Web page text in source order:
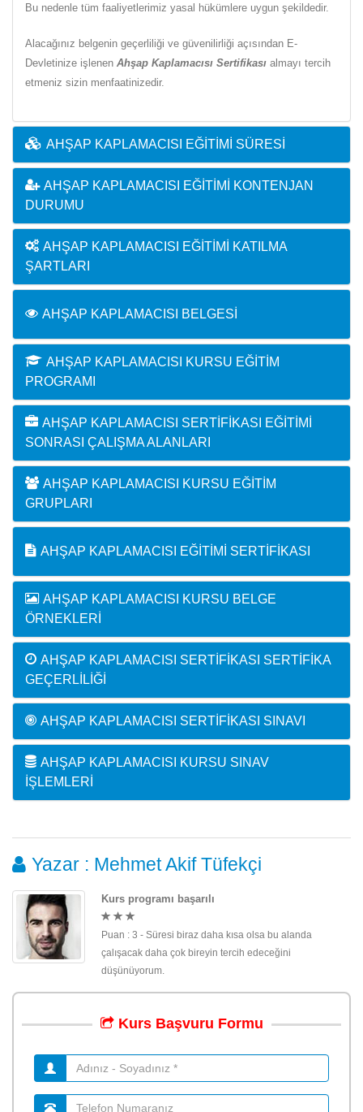
Bu nedenle tüm faaliyetlerimiz yasal hükümlere uygun şekildedir.
Alacağınız belgenin geçerliliği ve güvenilirliği açısından E-
Devletinize işlenen Ahşap Kaplamacısı Sertifikası almayı tercih
etmeniz sizin menfaatinizedir.
AHŞAP KAPLAMACISI EĞITIMI SÜRESI
AHŞAP KAPLAMACISI EĞITIMI KONTENJAN
DURUMU
AHŞAP KAPLAMACISI EĞITIMI KATILMA
ŞARTLARI
AHŞAP KAPLAMACISI BELGESI
AHŞAP KAPLAMACISI KURSU EĞITIM
PROGRAMI
AHŞAP KAPLAMACISI SERTIFIKASI EĞITIMI
SONRASI ÇALIŞMA ALANLARI
AHŞAP KAPLAMACISI KURSU EĞITIM
GRUPLARI
AHŞAP KAPLAMACISI EĞITIMI SERTIFIKASI
AHŞAP KAPLAMACISI KURSU BELGE
ÖRNEKLERI
AHŞAP KAPLAMACISI SERTIFIKASI SERTIFIKA
GEÇERLILIĞI
AHŞAP KAPLAMACISI SERTIFIKASI SINAVI
AHŞAP KAPLAMACISI KURSU SINAV
İŞLEMLERI
Yazar : Mehmet Akif Tüfekçi
Kurs programı başarılı
Puan : 3 - Süresi biraz daha kısa olsa bu alanda
çalışacak daha çok bireyin tercih edeceğini
düşünüyorum.
Kurs Başvuru Formu